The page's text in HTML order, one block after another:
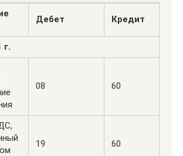
Дебет Кредит
г.
08 60
19 60